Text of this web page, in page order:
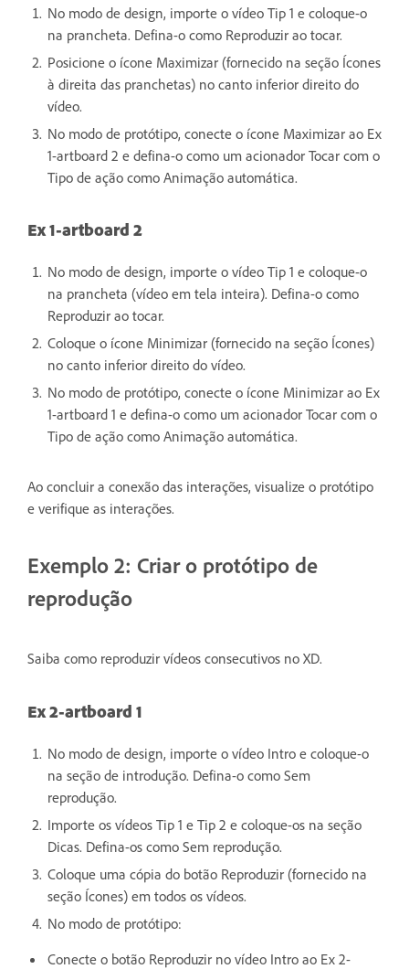
No modo de design, importe o vídeo Tip 1 e coloque-o
na prancheta. Defina-o como Reproduzir ao tocar.
Posicione o ícone Maximizar (fornecido na seção Ícones
à direita das pranchetas) no canto inferior direito do
vídeo.
No modo de protótipo, conecte o ícone Maximizar ao Ex
1-artboard 2 e defina-o como um acionador Tocar com o
Tipo de ação como Animação automática.
Ex 1-artboard 2
No modo de design, importe o vídeo Tip 1 e coloque-o
na prancheta (vídeo em tela inteira). Defina-o como
Reproduzir ao tocar.
Coloque o ícone Minimizar (fornecido na seção Ícones)
no canto inferior direito do vídeo.
No modo de protótipo, conecte o ícone Minimizar ao Ex
1-artboard 1 e defina-o como um acionador Tocar com o
Tipo de ação como Animação automática.
Ao concluir a conexão das interações, visualize o protótipo
e verifique as interações.
Exemplo 2: Criar o protótipo de
reprodução
Saiba como reproduzir vídeos consecutivos no XD.
Ex 2-artboard 1
No modo de design, importe o vídeo Intro e coloque-o
na seção de introdução. Defina-o como Sem
reprodução.
Importe os vídeos Tip 1 e Tip 2 e coloque-os na seção
Dicas. Defina-os como Sem reprodução.
Coloque uma cópia do botão Reproduzir (fornecido na
seção Ícones) em todos os vídeos.
No modo de protótipo:
Conecte o botão Reproduzir no vídeo Intro ao Ex 2-